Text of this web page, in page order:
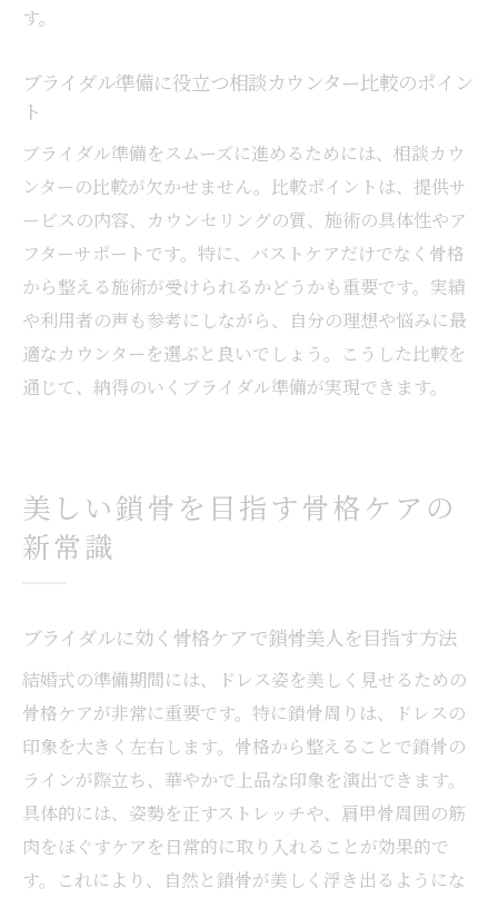
プ
ブライダル相談カウンターを比較する際の
注目点
比較でわかるブライダル相談カウンターの
違い
相談カウンターごとのメリット・デメリット
徹底解説
ブライダル準備で後悔しない比較のコツを
伝授
比較から見えるブライダルサポートの最適
解
解説
結婚式相談で知るべき失敗例と対策ポイン
ト
後悔しないブライダル準備のコツを押さえ
る
相談カウンター利用時の注意点とNG行動と
は
す。
ブライダル準備に役立つ相談カウンター比較のポイン
ト
ブライダル準備をスムーズに進めるためには、相談カウ
ンターの比較が欠かせません。比較ポイントは、提供サ
ービスの内容、カウンセリングの質、施術の具体性やア
フターサポートです。特に、バストケアだけでなく骨格
から整える施術が受けられるかどうかも重要です。実績
や利用者の声も参考にしながら、自分の理想や悩みに最
適なカウンターを選ぶと良いでしょう。こうした比較を
通じて、納得のいくブライダル準備が実現できます。
美しい鎖骨を目指す骨格ケアの
新常識
ブライダルに効く骨格ケアで鎖骨美人を目指す方法
結婚式の準備期間には、ドレス姿を美しく見せるための
骨格ケアが非常に重要です。特に鎖骨周りは、ドレスの
印象を大きく左右します。骨格から整えることで鎖骨の
ラインが際立ち、華やかで上品な印象を演出できます。
具体的には、姿勢を正すストレッチや、肩甲骨周囲の筋
肉をほぐすケアを日常的に取り入れることが効果的で
す。これにより、自然と鎖骨が美しく浮き出るようにな